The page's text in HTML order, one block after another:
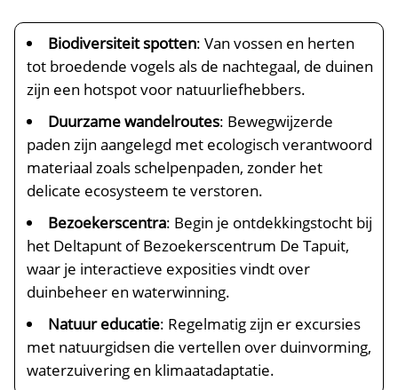
Biodiversiteit spotten: Van vossen en herten
tot broedende vogels als de nachtegaal, de duinen
zijn een hotspot voor natuurliefhebbers.​
Duurzame wandelroutes: Bewegwijzerde
paden zijn aangelegd met ecologisch verantwoord
materiaal zoals schelpenpaden, zonder het
delicate ecosysteem te verstoren.​
Bezoekerscentra: Begin je ontdekkingstocht bij
het Deltapunt of Bezoekerscentrum De Tapuit,
waar je interactieve exposities vindt over
duinbeheer en waterwinning.​
Natuur educatie: Regelmatig zijn er excursies
met natuurgidsen die vertellen over duinvorming,
waterzuivering en klimaatadaptatie.​